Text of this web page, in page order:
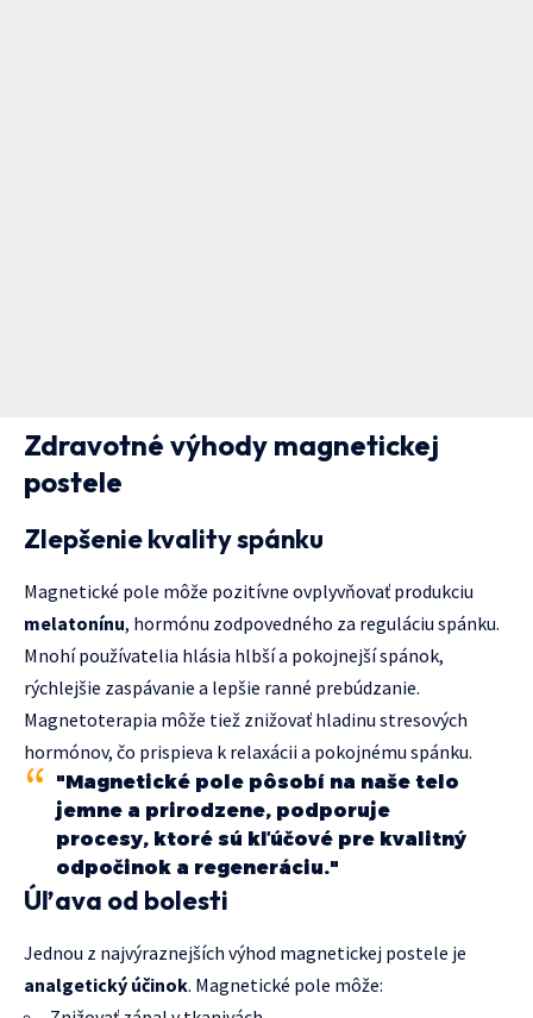
Zdravotné výhody magnetickej
postele
Zlepšenie kvality spánku
Magnetické pole môže pozitívne ovplyvňovať produkciu
melatonínu, hormónu zodpovedného za reguláciu spánku.
Mnohí používatelia hlásia hlbší a pokojnejší spánok,
rýchlejšie zaspávanie a lepšie ranné prebúdzanie.
Magnetoterapia môže tiež znižovať hladinu stresových
hormónov, čo prispieva k relaxácii a pokojnému spánku.
"Magnetické pole pôsobí na naše telo
jemne a prirodzene, podporuje
procesy, ktoré sú kľúčové pre kvalitný
odpočinok a regeneráciu."
Úľava od bolesti
Jednou z najvýraznejších výhod magnetickej postele je
analgetický účinok. Magnetické pole môže: